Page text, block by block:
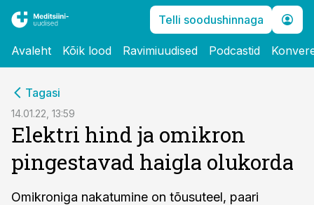
Telli soodushinnaga
Avaleht Kõik lood Ravimiuudised Podcastid
Tagasi
14.01.22, 13:59
Elektri hind ja omikron
pingestavad haigla olukorda
Omikroniga nakatumine on tõusuteel, paari